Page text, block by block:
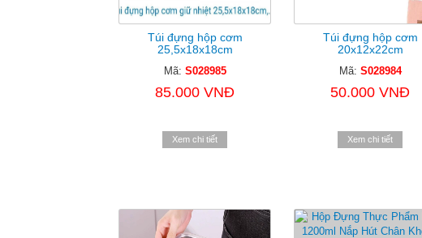
Túi đựng hộp cơm
25,5x18x18cm
Mã: S028985
85.000 VNĐ
Xem chi tiết
Túi đựng hộp cơm
20x12x22cm
Mã: S028984
50.000 VNĐ
Xem chi tiết